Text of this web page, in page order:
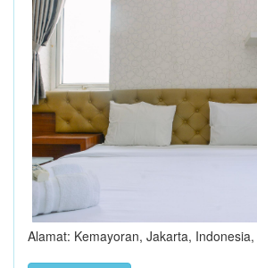
Alamat: Kemayoran, Jakarta,